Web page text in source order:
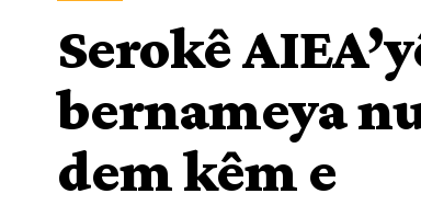
Serokê
bernameya
dem kêm e